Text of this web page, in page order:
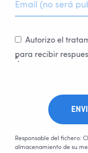
Autorizo el
para recibir
*.
Responsable del fichero:
almacenamiento de su